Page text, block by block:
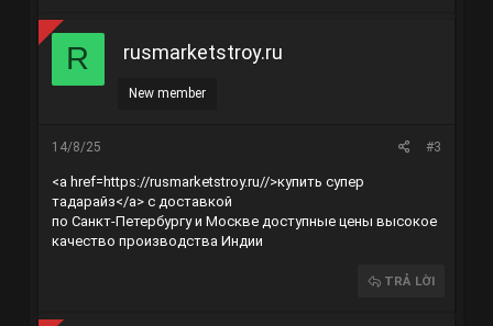
R rusmarketstroy.ru
New member
14/8/25 #3
<a href= https://rusmarketstroy.ru//>купить супер
тадарайз</a> с доставкой
по Санкт-Петербургу и Москве доступные цены высокое
качество производства Индии
TRẢ LỜI